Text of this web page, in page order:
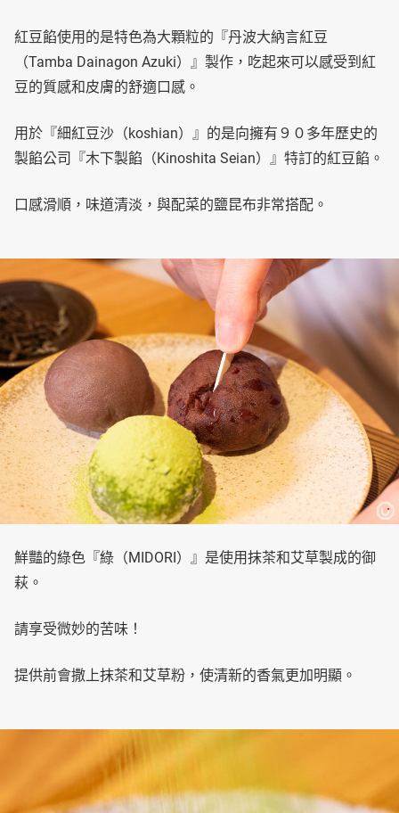
紅豆餡使用的是特色為大顆粒的『丹波大納言紅豆
（Tamba Dainagon Azuki）』製作，吃起來可以感受到紅
豆的質感和皮膚的舒適口感。
用於『細紅豆沙（koshian）』的是向擁有９０多年歷史的
製餡公司『木下製餡（Kinoshita Seian）』特訂的紅豆餡。
口感滑順，味道清淡，與配菜的鹽昆布非常搭配。
鮮豔的綠色『綠（MIDORI）』是使用抹茶和艾草製成的御
萩。
請享受微妙的苦味！
提供前會撒上抹茶和艾草粉，使清新的香氣更加明顯。